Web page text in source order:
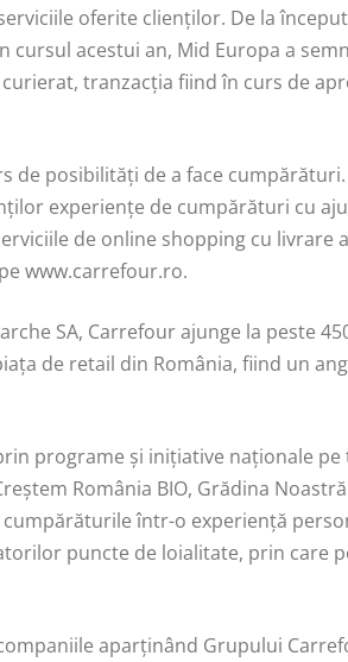
oferite clienților. De la
acestui an, Mid Europa a
tranzacția fiind în curs de
de posibilități de a face
experiențe de cumpărături cu
de online shopping cu livrare
www.carrefour.ro.
SA, Carrefour ajunge la peste
de retail din România, fiind un
programe și inițiative naționale
România BIO, Grădina
într-o experiență
puncte de loialitate, prin care
aparținând Grupului